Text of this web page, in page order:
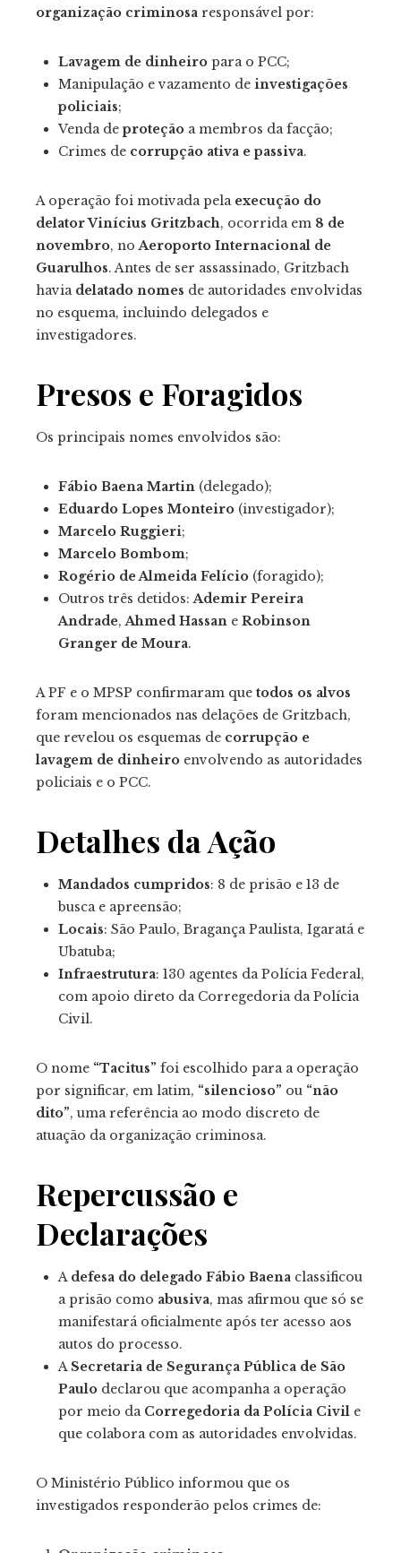
organização criminosa responsável por:
Lavagem de dinheiro para o PCC;
Manipulação e vazamento de investigações
policiais;
Venda deproteção a membros da facção;
Crimes de corrupção ativa e passiva.
A operação foi motivada pela execução do
delator Vinícius Gritzbach, ocorrida em 8 de
novembro, noAeroporto Internacional de
Guarulhos. Antes de ser assassinado, Gritzbach
havia delatado nomes de autoridades envolvidas
no esquema, incluindo delegados e
investigadores.
Presos e Foragidos
Os principais nomes envolvidos são:
Fábio Baena Martin (delegado);
Eduardo Lopes Monteiro (investigador);
Marcelo Ruggieri;
Marcelo Bombom;
Rogério de Almeida Felício (foragido);
Outros três detidos:Ademir Pereira
Andrade,Ahmed Hassan e Robinson
Granger de Moura.
A PF e o MPSP confirmaram que todos os alvos
foram mencionados nas delações de Gritzbach,
que revelou os esquemas de corrupção e
lavagem de dinheiro envolvendo as autoridades
policiais e o PCC.
Detalhes da Ação
Mandados cumpridos: 8 de prisão e 13 de
busca e apreensão;
Locais: São Paulo, Bragança Paulista, Igaratá e
Ubatuba;
Infraestrutura: 130 agentes da Polícia Federal,
com apoio direto da Corregedoria da Polícia
Civil.
O nome “Tacitus” foi escolhido para a operação
por significar, em latim, “silencioso” ou “não
dito”, uma referência ao modo discreto de
atuação da organização criminosa.
Repercussão e
Declarações
A defesa do delegado Fábio Baena classificou
a prisão como abusiva, mas afirmou que só se
manifestará oficialmente após ter acesso aos
autos do processo.
A Secretaria de Segurança Pública de São
Paulo declarou que acompanha a operação
por meio da Corregedoria da Polícia Civil e
que colabora com as autoridades envolvidas.
O Ministério Público informou que os
investigados responderão pelos crimes de: